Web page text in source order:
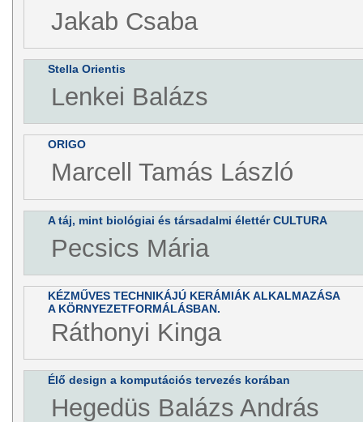
Jakab Csaba
Stella Orientis
Lenkei Balázs
ORIGO
Marcell Tamás László
A táj, mint biológiai és társadalmi élettér CULTURA
Pecsics Mária
KÉZMŰVES TECHNIKÁJÚ KERÁMIÁK ALKALMAZÁSA
A KÖRNYEZETFORMÁLÁSBAN.
Ráthonyi Kinga
Élő design a komputációs tervezés korában
Hegedüs Balázs András